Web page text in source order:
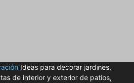
Ideas para decorar jardines,
de interior y exterior de patios,